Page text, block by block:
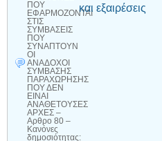
ΠΟΥ
ΕΦΑΡΜΟΖΟΝΤΑΙ
ΣΤΙΣ
ΣΥΜΒΑΣΕΙΣ
ΠΟΥ
ΣΥΝΑΠΤΟΥΝ
ΟΙ
ΑΝΑΔΟΧΟΙ
ΣΥΜΒΑΣΗΣ
ΠΑΡΑΧΩΡΗΣΗΣ
ΠΟΥ ΔΕΝ
ΕΙΝΑΙ
ΑΝΑΘΕΤΟΥΣΕΣ
ΑΡΧΕΣ –
Αρθρο 80 –
Κανόνες
δημοσιότητας:
και εξαιρέσεις